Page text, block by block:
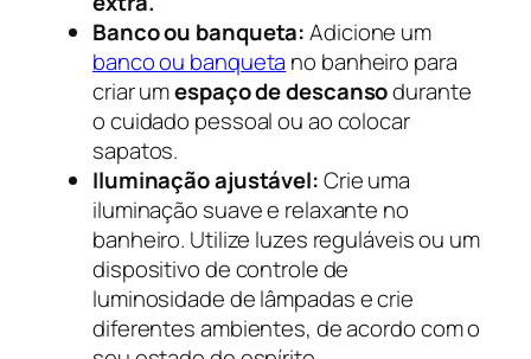
Banco ou banqueta:Adicione um
banco ou banqueta no banheiro para
criar umespaço de descansodurante
o cuidado pessoal ou ao colocar
sapatos.
Iluminação ajustável:Crie uma
iluminação suave e relaxante no
banheiro. Utilize luzes reguláveis ou um
dispositivo de controle de
luminosidade de lâmpadase crie
diferentes ambientes, de acordo com o